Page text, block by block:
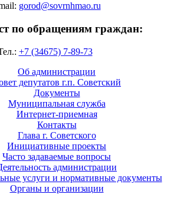
gorod@sovrnhmao.ru
по обращениям граждан:
+7 (34675) 7-89-73
Об администрации
депутатов г.п. Советский
Документы
Муниципальная служба
Интернет-приемная
Контакты
Глава г. Советского
Инициативные проекты
Часто задаваемые вопросы
администрации
услуги и нормативные документы
Органы и организации